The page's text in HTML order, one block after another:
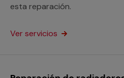
esta reparación.
Ver servicios